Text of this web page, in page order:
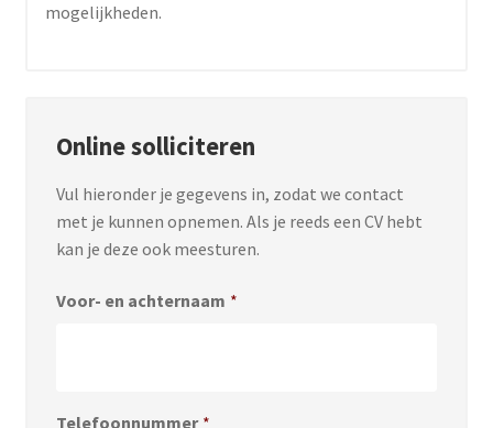
mogelijkheden.
Online solliciteren
Vul hieronder je gegevens in, zodat we contact
met je kunnen opnemen. Als je reeds een CV hebt
kan je deze ook meesturen.
Voor- en achternaam *
Telefoonnummer *